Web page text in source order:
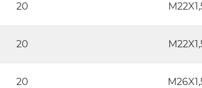
20
20
20